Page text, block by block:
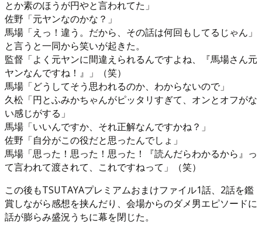
とか素のほうが円やと言われてた」
佐野「元ヤンなのかな？」
馬場「えっ！違う。だから、その話は何回もしてるじゃん」
と言うと一同から笑いが起きた。
監督「よく元ヤンに間違えられるんですよね、『馬場さん元
ヤンなんですね！』」（笑）
馬場「どうしてそう思われるのか、わからないので」
久松「円とふみかちゃんがピッタリすぎて、オンとオフがな
い感じがする」
馬場「いいんですか、それ正解なんですかね？」
佐野「自分がこの役だと思ったんでしょ」
馬場「思った！思った！思った！『読んだらわかるから』っ
て言われて渡されて、これですねって」（笑）
この後もTSUTAYAプレミアムおまけファイル1話、2話を鑑
賞しながら感想を挟んだり、会場からのダメ男エピソードに
話が膨らみ盛況うちに幕を閉じた。